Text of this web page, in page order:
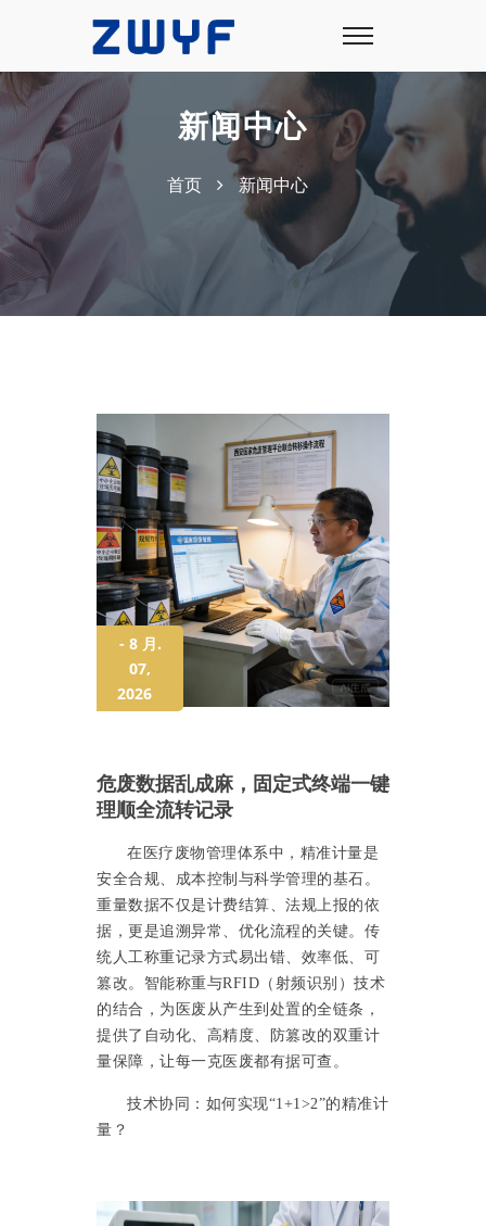
新闻中心
首页 新闻中心
- 8 月.
07,
2026
危废数据乱成麻，固定式终端一键
理顺全流转记录
在医疗废物管理体系中，精准计量是
安全合规、成本控制与科学管理的基石。
重量数据不仅是计费结算、法规上报的依
据，更是追溯异常、优化流程的关键。传
统人工称重记录方式易出错、效率低、可
篡改。智能称重与RFID（射频识别）技术
的结合，为医废从产生到处置的全链条，
提供了自动化、高精度、防篡改的双重计
量保障，让每一克医废都有据可查。
技术协同：如何实现“1+1>2”的精准计
量？